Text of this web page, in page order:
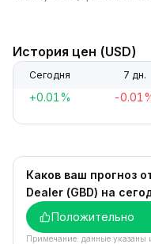
История цен (USD)
Сегодня 7 дн.
+0.01% -
Каков ваш прогноз
Dealer (GBD) на
Положительно
Примечание: данные указаны